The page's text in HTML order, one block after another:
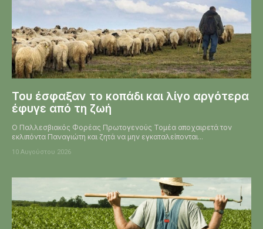
Του έσφαξαν το κοπάδι και λίγο αργότερα
έφυγε από τη ζωή
Ο Παλλεσβιακός Φορέας Πρωτογενούς Τομέα αποχαιρετά τον
εκλιπόντα Παναγιώτη και ζητά να μην εγκαταλείπονται...
10 Αυγούστου 2026